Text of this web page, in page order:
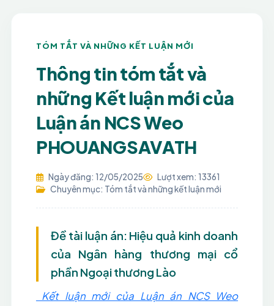
TÓM TẮT VÀ NHỮNG KẾT LUẬN MỚI
Thông tin tóm tắt và
những Kết luận mới của
Luận án NCS Weo
PHOUANGSAVATH
Ngày đăng: 12/05/2025
Lượt xem: 13361
Chuyên mục: Tóm tắt và những kết luận mới
Đề tài luận án: Hiệu quả kinh doanh
của Ngân hàng thương mại cổ
phần Ngoại thương Lào
Kết luận mới của Luận án NCS Weo